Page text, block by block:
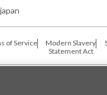
of Service
Modern Slavery
Statement Act